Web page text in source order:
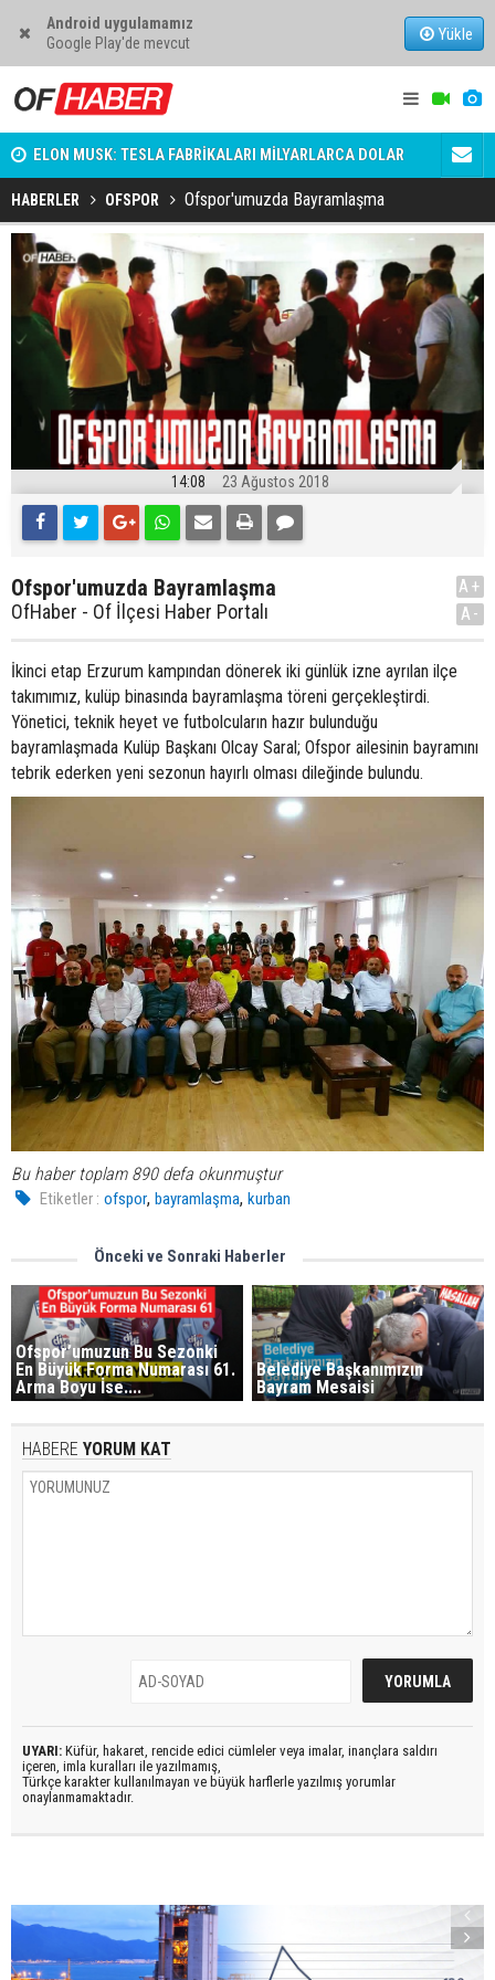
Android uygulamamız
Google Play'de mevcut
Yükle
ELON MUSK: TESLA FABRİKALARI MİLYARLARCA DOLAR
ZARAR ETMEYE BAŞLADI.
PREMİER
HABERLER OFSPOR Ofspor'umuzda Bayramlaşma
14:08 23 Ağustos 2018
Ofspor'umuzda Bayramlaşma
OfHaber - Of İlçesi Haber Portalı
A+
A-
İkinci etap Erzurum kampından dönerek iki günlük izne ayrılan ilçe
takımımız, kulüp binasında bayramlaşma töreni gerçekleştirdi.
Yönetici, teknik heyet ve futbolcuların hazır bulunduğu
bayramlaşmada Kulüp Başkanı Olcay Saral; Ofspor ailesinin bayramını
tebrik ederken yeni sezonun hayırlı olması dileğinde bulundu.
Bu haber toplam 890 defa okunmuştur
Etiketler : ofspor,bayramlaşma,kurban
Önceki ve Sonraki Haberler
Ofspor’umuzun Bu Sezonki
En Büyük Forma Numarası 61.
Arma Boyu İse....
Belediye Başkanımızın
Bayram Mesaisi
HABERE YORUM KAT
UYARI: Küfür, hakaret, rencide edici cümleler veya imalar, inançlara saldırı
içeren, imla kuralları ile yazılmamış,
Türkçe karakter kullanılmayan ve büyük harflerle yazılmış yorumlar
onaylanmamaktadır.